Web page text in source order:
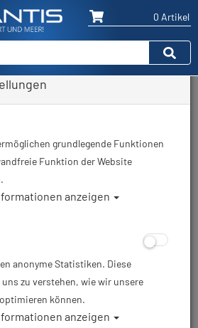
0 Artikel
Zurück
grundlegende Funktionen
Funktion der Website
anzeigen
anonyme Statistiken. Diese
zu verstehen, wie wir unsere
können.
anzeigen